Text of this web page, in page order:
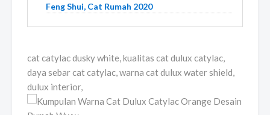
Feng Shui, Cat Rumah 2020
cat catylac dusky white, kualitas cat dulux catylac,
daya sebar cat catylac, warna cat dulux water shield,
dulux interior,